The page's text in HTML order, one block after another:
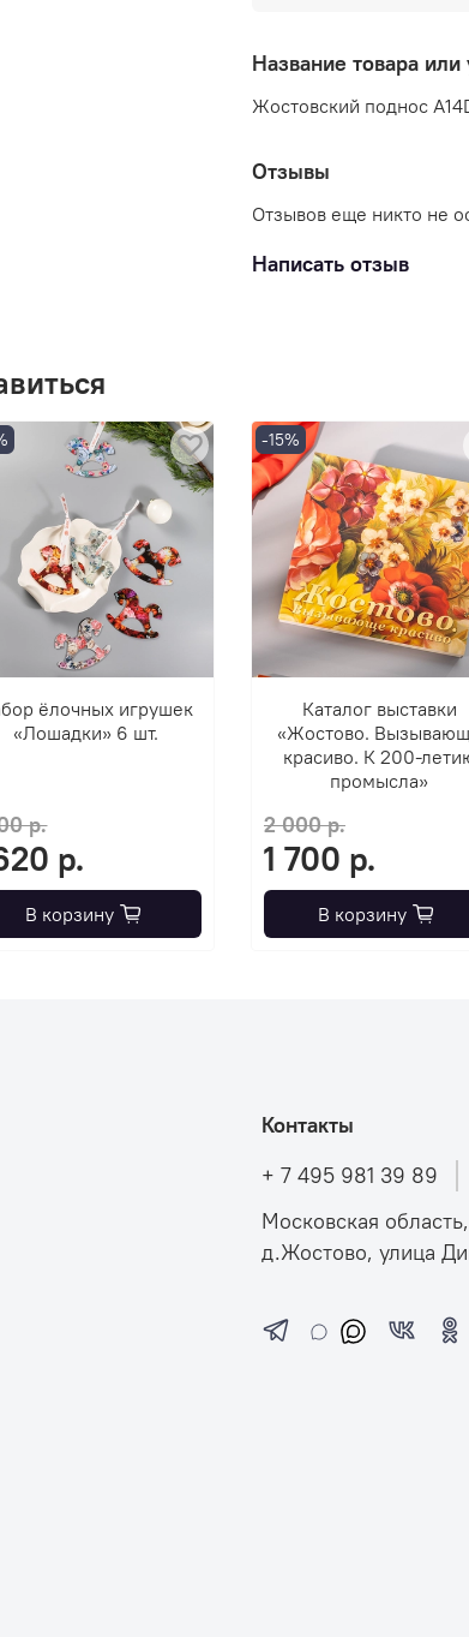
Название товара или
Жостовский поднос
Отзывы
Отзывов еще никто не
Написать отзыв
ёлочных игрушек
«Лошадки» 6 шт.
р.
р.
В корзину
-15%
Каталог выставки
«Жостово.
красиво. К 200-
промысла»
2 000 р.
1 700 р.
В корзину
Контакты
+ 7 495 981 39 89
Московская
д.Жостово, улица